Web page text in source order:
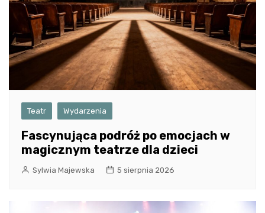
Teatr Wydarzenia
Fascynująca podróż po emocjach w
magicznym teatrze dla dzieci
Sylwia Majewska 5 sierpnia 2026